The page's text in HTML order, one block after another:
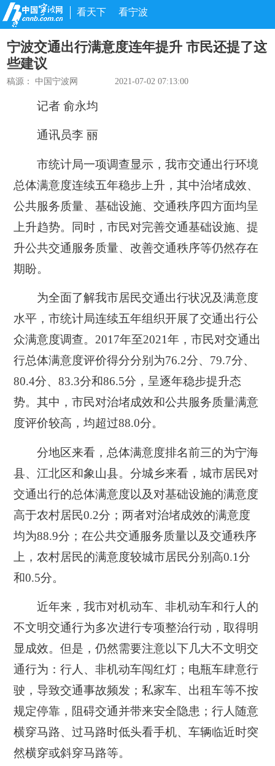
看天下 看宁波
宁波交通出行满意度连年提升 市民还提了这
些建议
稿源：中国宁波网 2021-07-02 07:13:00
记者 俞永均
通讯员李 丽
市统计局一项调查显示，我市交通出行环境
总体满意度连续五年稳步上升，其中治堵成效、
公共服务质量、基础设施、交通秩序四方面均呈
上升趋势。同时，市民对完善交通基础设施、提
升公共交通服务质量、改善交通秩序等仍然存在
期盼。
为全面了解我市居民交通出行状况及满意度
水平，市统计局连续五年组织开展了交通出行公
众满意度调查。2017年至2021年，市民对交通出
行总体满意度评价得分分别为76.2分、79.7分、
80.4分、83.3分和86.5分，呈逐年稳步提升态
势。其中，市民对治堵成效和公共服务质量满意
度评价较高，均超过88.0分。
分地区来看，总体满意度排名前三的为宁海
县、江北区和象山县。分城乡来看，城市居民对
交通出行的总体满意度以及对基础设施的满意度
高于农村居民0.2分；两者对治堵成效的满意度
均为88.9分；在公共交通服务质量以及交通秩序
上，农村居民的满意度较城市居民分别高0.1分
和0.5分。
近年来，我市对机动车、非机动车和行人的
不文明交通行为多次进行专项整治行动，取得明
显成效。但是，仍然需要注意以下几大不文明交
通行为：行人、非机动车闯红灯；电瓶车肆意行
驶，导致交通事故频发；私家车、出租车等不按
规定停靠，阻碍交通并带来安全隐患；行人随意
横穿马路、过马路时低头看手机、车辆临近时突
然横穿或斜穿马路等。